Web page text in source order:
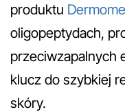
produktu
oligopeptydach,
przeciwzapalnych
klucz do szybkiej
skóry.